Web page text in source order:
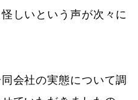
しいという声が次々に
会社の実態について調